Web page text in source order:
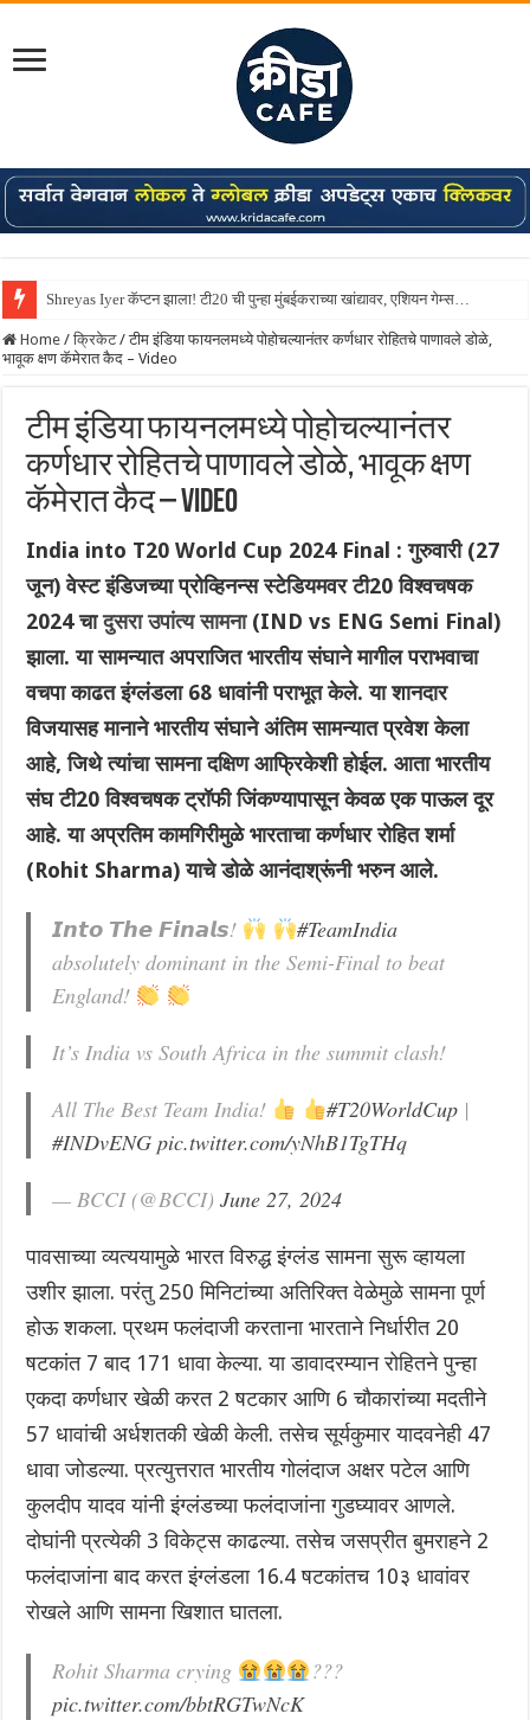
Shreyas Iyer कॅप्टन झाला! टी20 ची पुन्हा मुंबईकराच्या खांद्यावर, एशियन गेम्स…
Home / क्रिकेट / टीम इंडिया फायनलमध्ये पोहोचल्यानंतर कर्णधार रोहितचे पाणावले डोळे,
भावूक क्षण कॅमेरात कैद – Video
टीम इंडिया फायनलमध्ये पोहोचल्यानंतर
कर्णधार रोहितचे पाणावले डोळे, भावूक क्षण
कॅमेरात कैद – Video
India into T20 World Cup 2024 Final : गुरुवारी (27
जून) वेस्ट इंडिजच्या प्रोव्हिनन्स स्टेडियमवर टी20 विश्वचषक
2024 चादुसरा उपांत्य सामना(IND vs ENG Semi Final)
झाला. या सामन्यात अपराजित भारतीय संघाने मागील पराभवाचा
वचपा काढत इंग्लंडला 68 धावांनी पराभूत केले. या शानदार
विजयासह मानाने भारतीय संघाने अंतिम सामन्यात प्रवेश केला
आहे, जिथे त्यांचा सामना दक्षिण आफ्रिकेशी होईल. आता भारतीय
संघ टी20 विश्वचषक ट्रॉफी जिंकण्यापासून केवळ एक पाऊल दूर
आहे. या अप्रतिम कामगिरीमुळे भारताचा कर्णधार रोहित शर्मा
(Rohit Sharma) याचे डोळे आनंदाश्रूंनी भरुन आले.
𝙄𝙣𝙩𝙤 𝙏𝙝𝙚 𝙁𝙞𝙣𝙖𝙡𝙨!
#TeamIndia
absolutely dominant in the Semi-Final to beat
England!
It’s India vs South Africa in the summit clash!
All The Best Team India!
#T20WorldCup |
#INDvENG pic.twitter.com/yNhB1TgTHq
— BCCI (@BCCI)June 27, 2024
पावसाच्या व्यत्ययामुळे भारत विरुद्ध इंग्लंड सामना सुरू व्हायला
उशीर झाला. परंतु 250 मिनिटांच्या अतिरिक्त वेळेमुळे सामना पूर्ण
होऊ शकला. प्रथम फलंदाजी करताना भारताने निर्धारीत 20
षटकांत 7 बाद 171 धावा केल्या. या डावादरम्यान रोहितने पुन्हा
एकदा कर्णधार खेळी करत 2 षटकार आणि 6 चौकारांच्या मदतीने
57 धावांची अर्धशतकी खेळी केली. तसेच सूर्यकुमार यादवनेही 47
धावा जोडल्या. प्रत्युत्तरात भारतीय गोलंदाज अक्षर पटेल आणि
कुलदीप यादव यांनी इंग्लंडच्या फलंदाजांना गुडघ्यावर आणले.
दोघांनी प्रत्येकी 3 विकेट्स काढल्या. तसेच जसप्रीत बुमराहने 2
फलंदाजांना बाद करत इंग्लंडला 16.4 षटकांतच 10३ धावांवर
रोखले आणि सामना खिशात घातला.
Rohit Sharma crying
???
pic.twitter.com/bbtRGTwNcK